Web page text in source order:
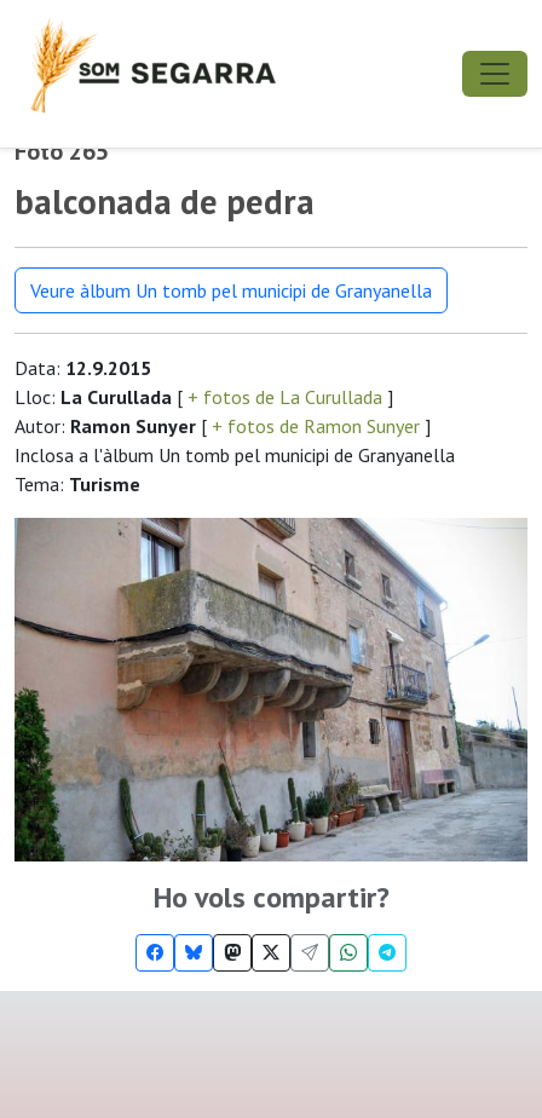
Foto 265
balconada de pedra
Veure àlbum Un tomb pel municipi de Granyanella
Data: 12.9.2015
Lloc: La Curullada [ + fotos de La Curullada ]
Autor: Ramon Sunyer [ + fotos de Ramon Sunyer ]
Inclosa a l'àlbum Un tomb pel municipi de Granyanella
Tema: Turisme
Ho vols compartir?